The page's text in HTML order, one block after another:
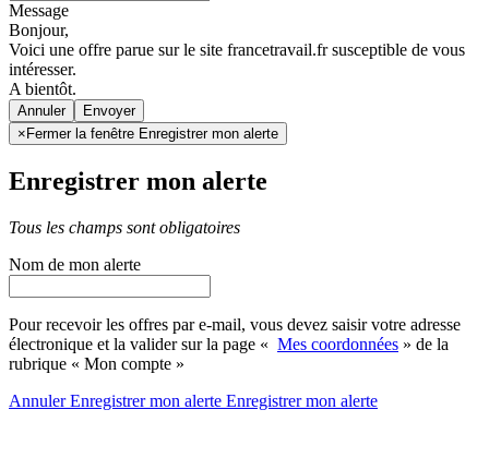
Message
Bonjour,
Voici une offre parue sur le site francetravail.fr susceptible de vous
intéresser.
A bientôt.
Annuler
× Fermer la fenêtre Enregistrer mon alerte
Enregistrer mon alerte
Tous les champs sont obligatoires
Nom de mon alerte
Pour recevoir les offres par e-mail, vous devez saisir votre adresse
électronique et la valider sur la page « Mes coordonnées » de la
rubrique « Mon compte »
AnnulerEnregistrer mon alerte Enregistrermon alerte